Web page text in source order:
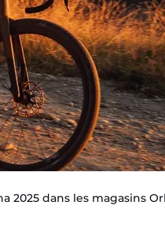
dans les magasins